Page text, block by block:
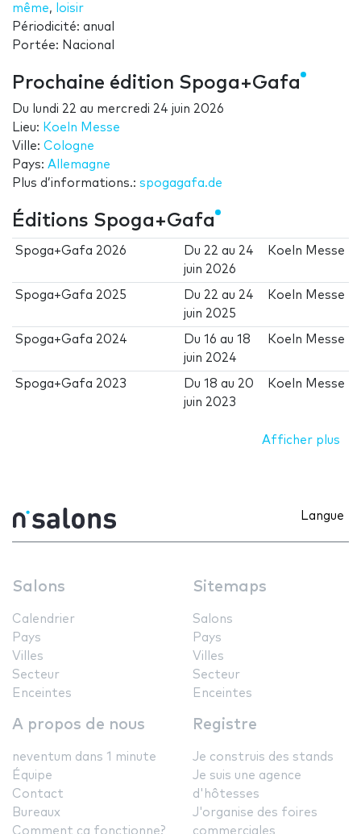
même, loisir
Périodicité: anual
Portée: Nacional
Prochaine édition Spoga+Gafa
Du lundi 22 au mercredi 24 juin 2026
Lieu: Koeln Messe
Ville: Cologne
Pays: Allemagne
Plus d’informations.: spogagafa.de
Éditions Spoga+Gafa
Spoga+Gafa 2026 Du 22 au 24
juin 2026
Koeln Messe
Spoga+Gafa 2025 Du 22 au 24
juin 2025
Koeln Messe
Spoga+Gafa 2024 Du16 au18
juin 2024
Koeln Messe
Spoga+Gafa 2023 Du18 au 20
juin 2023
Koeln Messe
Afficher plus
Langue
Salons
Calendrier
Pays
Villes
Secteur
Enceintes
Sitemaps
Salons
Pays
Villes
Secteur
Enceintes
A propos de nous
neventum dans 1 minute
Équipe
Contact
Bureaux
Comment ça fonctionne?
Registre
Je construis des stands
Je suis une agence
d'hôtesses
J'organise des foires
commerciales